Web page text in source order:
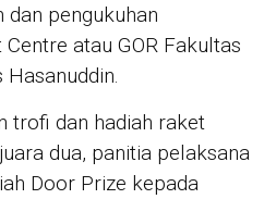
dan pengukuhan
atau GOR Fakultas
trofi dan hadiah raket
dua, panitia pelaksana
Door Prize kepada